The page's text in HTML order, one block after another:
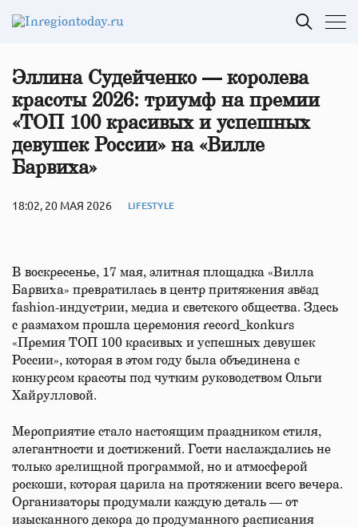
Эллина Судейченко — королева
красоты 2026: триумф на премии
«ТОП 100 красивых и успешных
девушек России» на «Вилле
Барвиха»
18:02, 20 МАЯ 2026 LIFESTYLE
В воскресенье, 17 мая, элитная площадка «Вилла
Барвиха» превратилась в центр притяжения звёзд
fashion-индустрии, медиа и светского общества. Здесь
с размахом прошла церемония record_konkurs
«Премия ТОП 100 красивых и успешных девушек
России», которая в этом году была объединена с
конкурсом красоты под чутким руководством Ольги
Хайрулловой.
Мероприятие стало настоящим праздником стиля,
элегантности и достижений. Гости наслаждались не
только зрелищной программой, но и атмосферой
роскоши, которая царила на протяжении всего вечера.
Организаторы продумали каждую деталь — от
изысканного декора до продуманного расписания